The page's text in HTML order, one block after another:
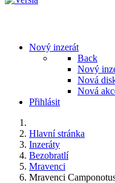
Nový inzerát
Back
Nový
Nová
Nová
Přihlásit
Hlavní stránka
Inzeráty
Bezobratlí
Mravenci
​Mravenci